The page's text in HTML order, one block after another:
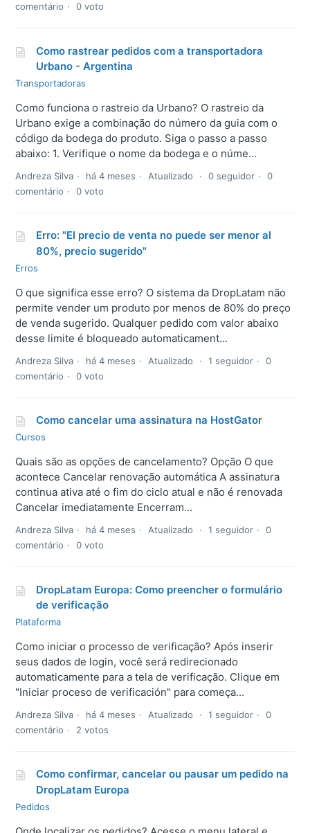
comentário
0 voto
Como rastrear pedidos com a transportadora
Urbano - Argentina
Transportadoras
Como funciona o rastreio da Urbano? O rastreio da
Urbano exige a combinação do número da guia com o
código da bodega do produto. Siga o passo a passo
abaixo: 1. Verifique o nome da bodega e o núme...
Andreza Silva há 4 meses Atualizado 0 seguidor
0
comentário
0 voto
Erro: "El precio de venta no puede ser menor al
80%, precio sugerido"
Erros
O que significa esse erro? O sistema da DropLatam não
permite vender um produto por menos de 80% do preço
de venda sugerido. Qualquer pedido com valor abaixo
desse limite é bloqueado automaticament...
Andreza Silva há 4 meses Atualizado 1 seguidor
0
comentário
0 voto
Como cancelar uma assinatura na HostGator
Cursos
Quais são as opções de cancelamento? Opção O que
acontece Cancelar renovação automática A assinatura
continua ativa até o fim do ciclo atual e não é renovada
Cancelar imediatamente Encerram...
Andreza Silva há 4 meses Atualizado 1 seguidor
0
comentário
0 voto
DropLatam Europa: Como preencher o formulário
de verificação
Plataforma
Como iniciar o processo de verificação? Após inserir
seus dados de login, você será redirecionado
automaticamente para a tela de verificação. Clique em
"Iniciar proceso de verificación" para começa...
Andreza Silva há 4 meses Atualizado 1 seguidor
0
comentário
2 votos
Como confirmar, cancelar ou pausar um pedido na
DropLatam Europa
Pedidos